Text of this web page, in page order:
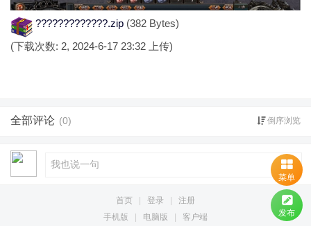
?????????????.zip (382 Bytes)
(下载次数: 2, 2024-6-17 23:32 上传)
全部评论 (0) 倒序浏览
首页 登录
注册
手机版
电脑版 客户端
菜单
发布